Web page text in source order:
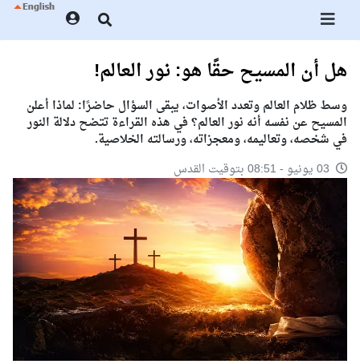
هل أن المسيح حقًا هو: نور العالم!
وسط ظلام العالم وتعدد الأصوات، يبقى السؤال حاضرًا: لماذا أعلن
المسيح عن نفسه أنه نور العالم؟ في هذه القراءة تتضح دلالة النور
في شخصه، وتعاليمه، ومعجزاته، ورسالته الخلاصية.